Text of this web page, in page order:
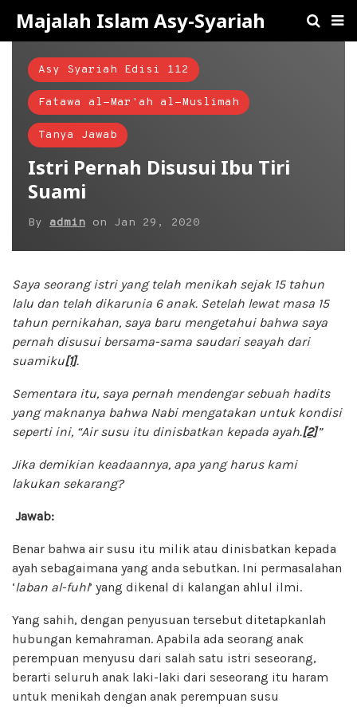
Majalah Islam Asy-Syariah
Asy Syariah Edisi 112
Fatawa al-Mar'ah al-Muslimah
Tanya Jawab
Istri Pernah Disusui Ibu Tiri
Suami
By admin on Jan 29, 2020
Saya seorang istri yang telah menikah sejak 15 tahun
lalu dan telah dikarunia 6 anak. Setelah lewat masa 15
tahun pernikahan, saya baru mengetahui bahwa saya
pernah disusui bersama-sama saudari seayah dari
suamiku[1].
Sementara itu, saya pernah mendengar sebuah hadits
yang maknanya bahwa Nabi mengatakan untuk kondisi
seperti ini, “Air susu itu dinisbatkan kepada ayah.[2]”
Jika demikian keadaannya, apa yang harus kami
lakukan sekarang?
Jawab:
Benar bahwa air susu itu milik atau dinisbatkan kepada
ayah sebagaimana yang anda sebutkan. Ini permasalahan
‘laban al-fuhl’ yang dikenal di kalangan ahlul ilmi.
Yang sahih, dengan penyusuan tersebut ditetapkanlah
hubungan kemahraman. Apabila ada seorang anak
perempuan menyusu dari salah satu istri seseorang,
berarti seluruh anak laki-laki dari seseorang itu haram
untuk menikah dengan anak perempuan susu